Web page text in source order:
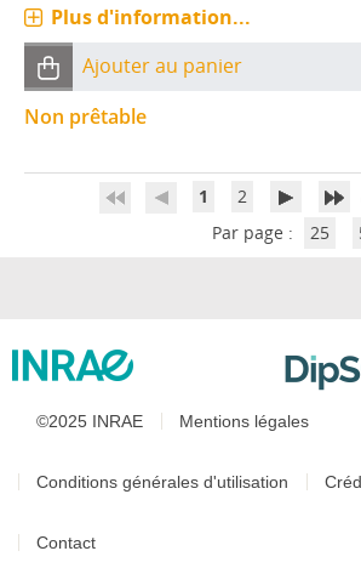
Plus d'information...
Ajouter au panier
Non prêtable
1 2
Par page :
25
©2025 INRAE Mentions légales
Conditions générales d'utilisation
Contact